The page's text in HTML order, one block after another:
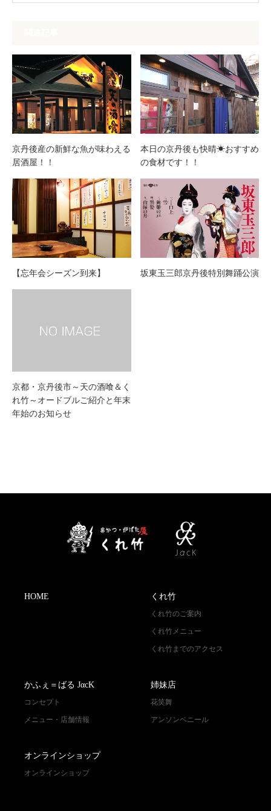
京丹後産の新鮮な魚が味わえる
居酒屋！！
本日の京丹後も快晴☀おすすめ
の食材です！！
【忘年会シーズン到来】 坂東玉三郎京丹後特別舞踊公演
京都・京丹後市～天の酒喰＆く
れ竹～オードブルご紹介と年末
年始のお知らせ
HOME くれ竹
くれ竹のご案内
くれ竹メニュー
くれ竹までのアクセス
かふぇ＝ばる JαcK
コンセプト
メニュー・店舗情報
姉妹店
花笑舞
アンソンベニール
オンラインショップ
オンラインショップ